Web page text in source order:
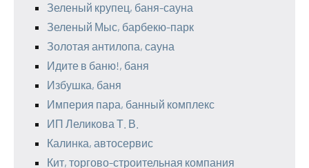
Зеленый крупец, баня-сауна
Зеленый Мыс, барбекю-парк
Золотая антилопа, сауна
Идите в баню!, баня
Избушка, баня
Империя пара, банный комплекс
ИП Леликова Т. В.
Калинка, автосервис
Кит, торгово-строительная компания